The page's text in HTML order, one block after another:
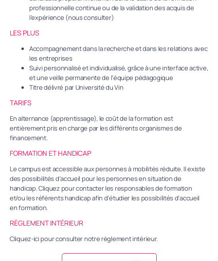
professionnelle continue ou de la validation des acquis de
l’expérience (nous consulter)
LES PLUS
Accompagnement dans la recherche et dans les relations avec
les entreprises
Suivi personnalisé et individualisé, grâce à une interface active,
et une veille permanente de l’équipe pédagogique
Titre délivré par Université du Vin
TARIFS
En alternance (apprentissage), le coût de la formation est
entièrement pris en charge par les différents organismes de
financement.
FORMATION ET HANDICAP
Le campus est accessible aux personnes à mobilités réduite. Il existe
des possibilités d’accueil pour les personnes en situation de
handicap. Cliquez pour contacter les responsables de formation
et/ou les référents handicap afin d’étudier les possibilités d’accueil
en formation.
RÈGLEMENT INTÉRIEUR
Cliquez-ici pour consulter notre règlement intérieur.